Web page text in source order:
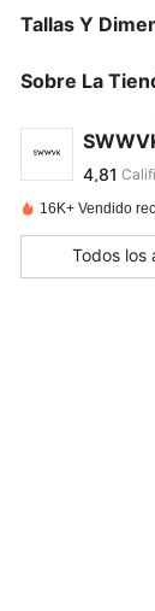
Tallas Y
Sobre La
4,81
4,81
16K+ Vendido
Todos los